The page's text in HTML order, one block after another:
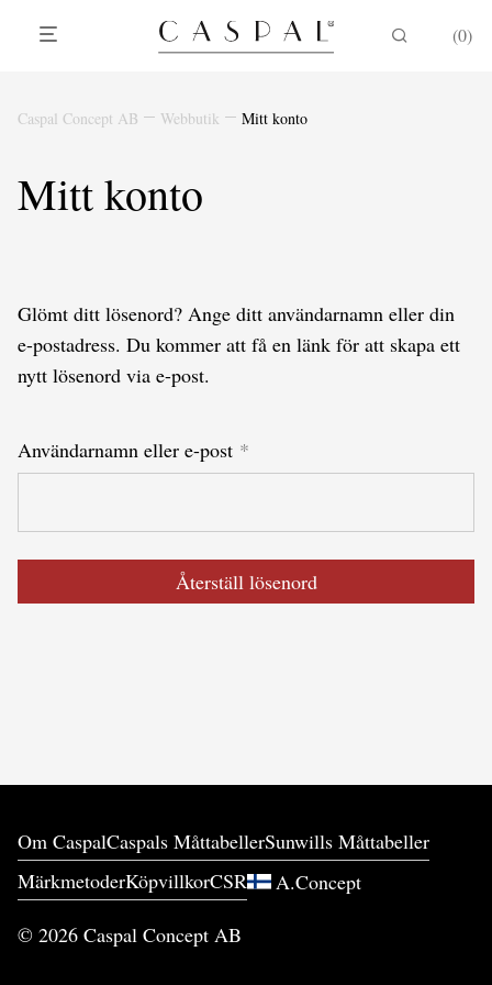
0
Caspal Concept AB Webbutik Mitt konto
Mitt konto
Glömt ditt lösenord? Ange ditt användarnamn eller din
e-postadress. Du kommer att få en länk för att skapa ett
nytt lösenord via e-post.
Användarnamn eller e-post *
Återställ lösenord
Om CaspalCaspals MåttabellerSunwills Måttabeller
MärkmetoderKöpvillkorCSR A.Concept
© 2026 Caspal Concept AB